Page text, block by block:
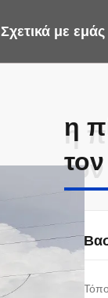
Σχετικά με εμάς
η
η